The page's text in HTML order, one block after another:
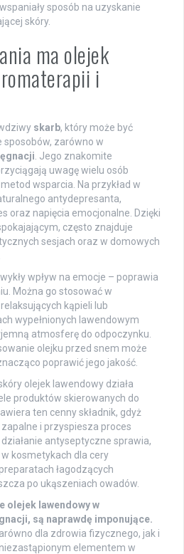
sposób na uzyskanie
skóry.
ma olejek
i
skarb, który może być
zarówno w
. Jego znakomite
uwagę wielu osób
wsparcia. Na przykład w
antydepresanta,
oraz napięcia emocjonalne. Dzięki
często znajduje
sesjach oraz w domowych
wpływ na emocje – poprawia
Można go stosować w
kąpieli lub
wypełnionych lawendowym
atmosferę do odpoczynku.
olejku przed snem może
poprawić jego jakość.
olejek lawendowy działa
produktów skierowanych do
ten cenny składnik, gdyż
i przyspiesza proces
antyseptyczne sprawia,
kosmetykach dla cery
łagodzących
po ukąszeniach owadów.
olejek lawendowy w
są naprawdę imponujące.
dla zdrowia fizycznego, jak i
elementem w